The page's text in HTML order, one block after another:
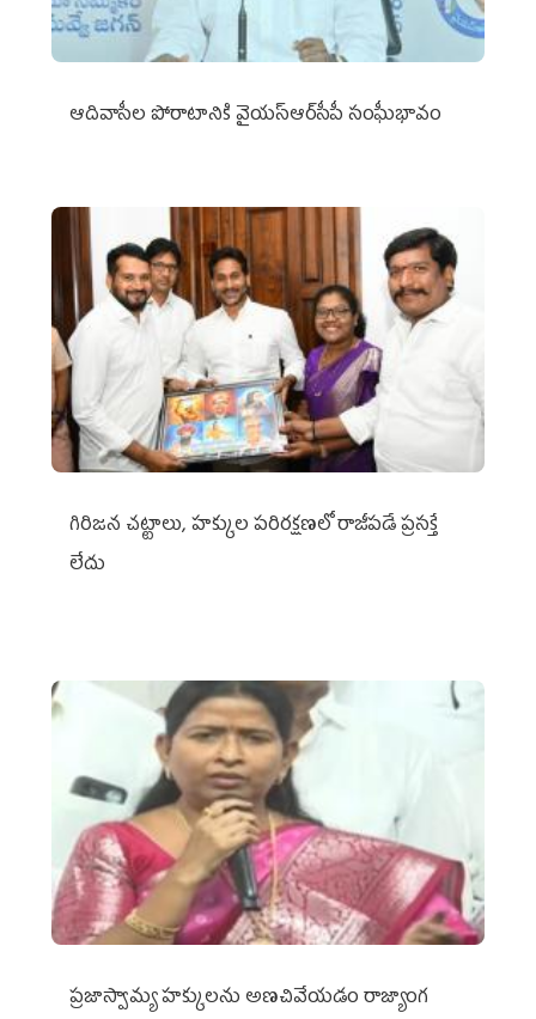
ఆదివాసీల పోరాటానికి వైయ‌స్ఆర్‌సీపీ సంఘీభావం
గిరిజన చట్టాలు, హక్కుల పరిరక్షణలో రాజీపడే ప్రసక్తే
లేదు
ప్రజాస్వామ్య హక్కులను అణచివేయడం రాజ్యాంగ